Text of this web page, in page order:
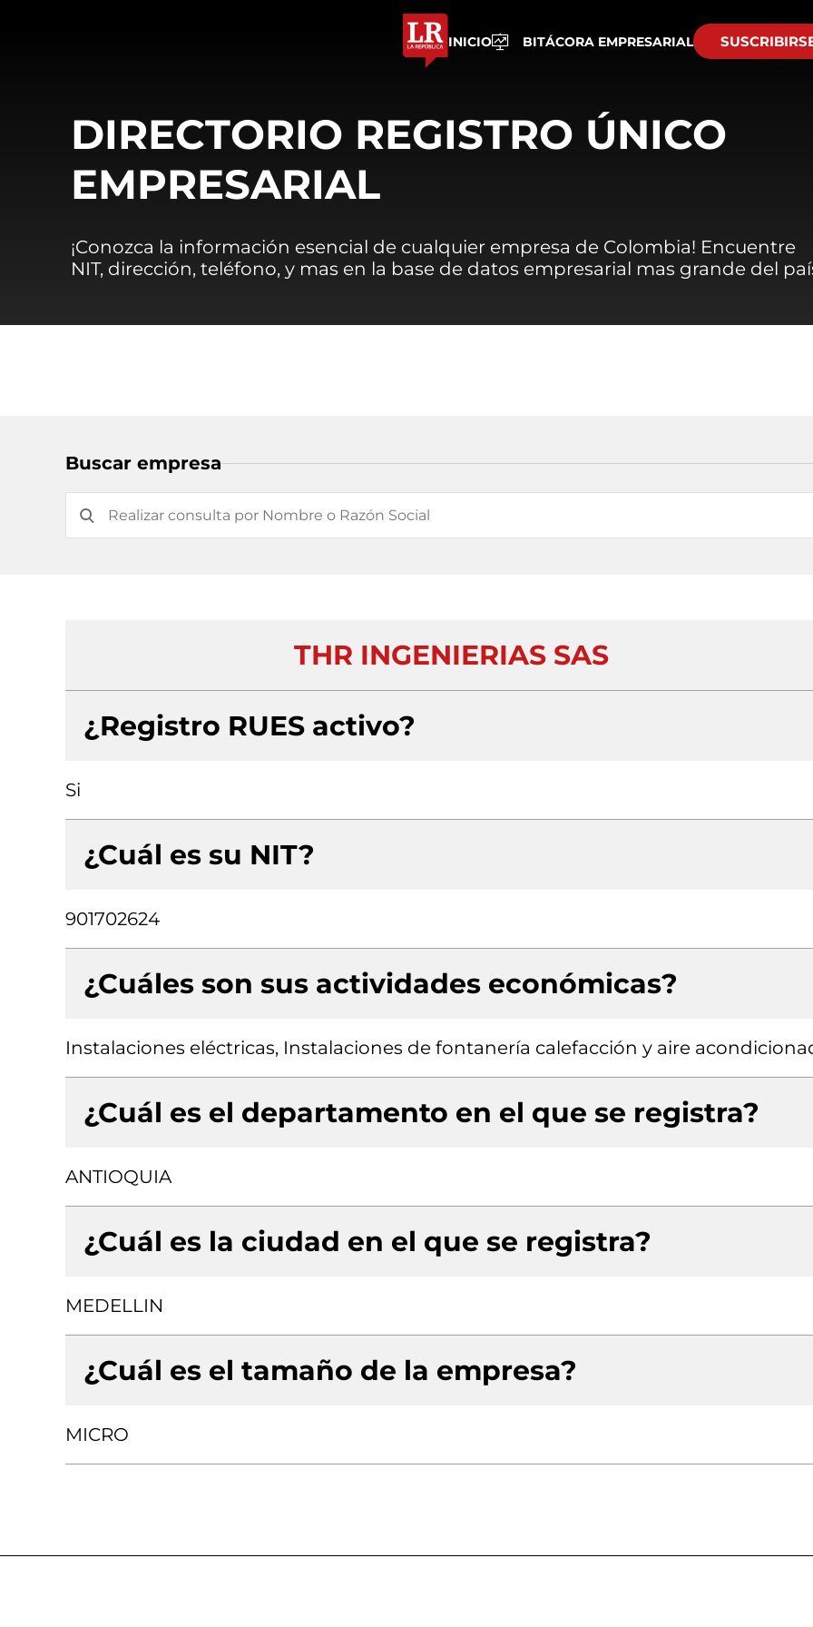
INICIO BITÁCORA EMPRESARIAL
DIRECTORIO REGISTRO ÚNICO
EMPRESARIAL
¡Conozca la información esencial de cualquier empresa de Colombia! Encuentre
NIT, dirección, teléfono, y mas en la base de datos empresarial mas grande del
Buscar empresa
THR INGENIERIAS SAS
¿Registro RUES activo?
Si
¿Cuál es su NIT?
901702624
¿Cuáles son sus actividades económicas?
Instalaciones eléctricas, Instalaciones de fontanería calefacción y aire
¿Cuál es el departamento en el que se registra?
ANTIOQUIA
¿Cuál es la ciudad en el que se registra?
MEDELLIN
¿Cuál es el tamaño de la empresa?
MICRO